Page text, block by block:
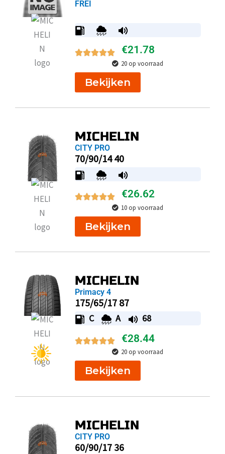
FREI
€21.78
20 op voorraad
Bekijken
MICHELIN
CITY PRO
70/90/14 40
€26.62
10 op voorraad
Bekijken
MICHELIN
Primacy 4
175/65/17 87
C A 68
€28.44
20 op voorraad
Bekijken
MICHELIN
CITY PRO
60/90/17 36